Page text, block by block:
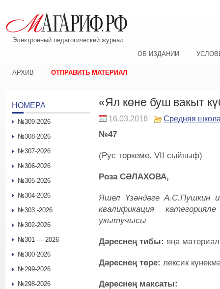
Электронный педагогический журнал
ОБ ИЗДАНИИ
АРХИВ ОТПРАВИТЬ МАТЕРИАЛ
«Ял көне буш вакыт
16.03.2016 Средняя
№47
(Рус төркеме. VII сыйныф)
Роза СӘЛАХОВА,
Яшел Үзәндәге А.С.Пушкин
квалификация
укытучысы
Дәреснең тибы: яңа
Дәреснең төре: лексик
Дәреснең максаты:
НОМЕРА
№309-2026
№308-2026
№307-2026
№306-2026
№305-2026
№304-2026
№303 -2026
№302-2026
№301 — 2026
№300-2026
№299-2026
№298-2026